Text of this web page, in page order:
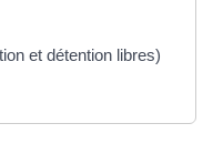
et détention libres)